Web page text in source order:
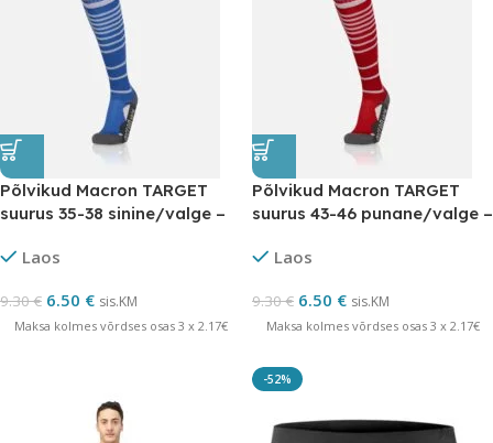
Põlvikud Macron TARGET
suurus 35-38 sinine/valge –
Laos
9.30€ 6.50 € sis.KM
Maksa kolmes võrdses osas 3 x 2.17€
Põlvikud Macron TARGET
suurus 43-46 punane/valge –
Laos
9.30€ 6.50 € sis.KM
Maksa kolmes võrdses osas 3 x 2.17€
-52%